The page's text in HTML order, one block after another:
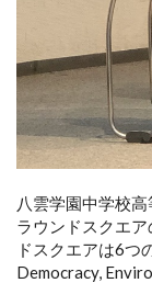
八雲学園中学校
ラウンドスクエ
ドスクエアは6つ
Democracy,